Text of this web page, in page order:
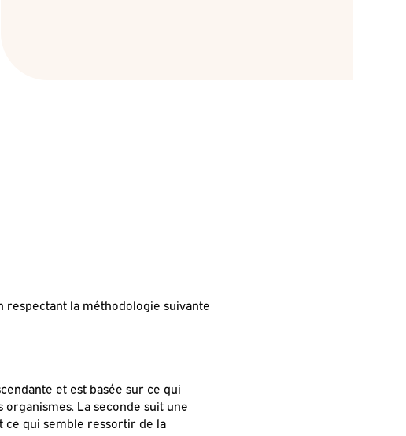
respectant la méthodologie suivante
et est basée sur ce qui
La seconde suit une
ce qui semble ressortir de la